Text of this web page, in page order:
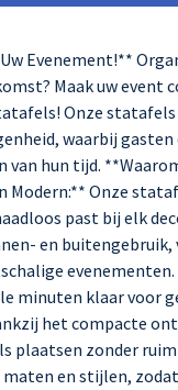
Evenement!**
Maak uw event
Onze statafels
waarbij
van hun tijd.
Onze
past bij elk
en buitengebruik,
evenementen.
minuten klaar voor
het compacte
plaatsen zonder
en stijlen,